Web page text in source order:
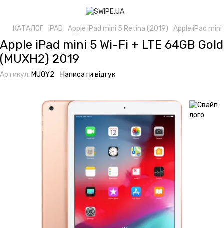
КАТАЛОГ iPAD Apple iPad mini 5 Retina (2019) Apple iPad mini
Apple iPad mini 5 Wi-Fi + LTE 64GB Gold
(MUXH2) 2019
Артикул: MUQY2 Написати відгук